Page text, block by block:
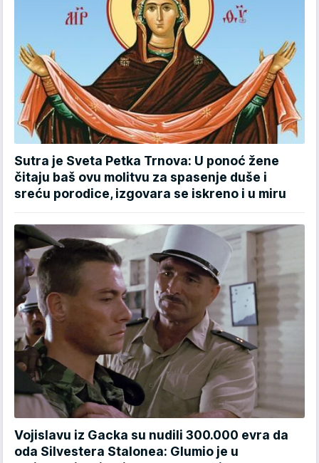
Sutra je Sveta Petka Trnova: U ponoć žene
čitaju baš ovu molitvu za spasenje duše i
sreću porodice, izgovara se iskreno i u miru
Vojislavu iz Gacka su nudili 300.000 evra da
oda Silvestera Stalonea: Glumio je u